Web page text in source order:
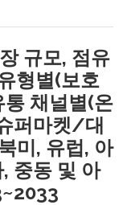
규모, 점유
형별(보호
채널별(온
퍼마켓/대
미, 유럽, 아
중동 및 아